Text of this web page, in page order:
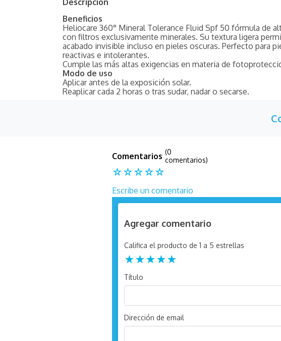
Descripción
Beneficios
Heliocare 360° Mineral Tolerance Fluid Spf 50 fórmula de
con filtros exclusivamente minerales. Su textura ligera
acabado invisible incluso en pieles oscuras. Perfecto para
reactivas e intolerantes.
Cumple las más altas exigencias en materia de
Modo de uso
Aplicar antes de la exposición solar.
Reaplicar cada 2 horas o tras sudar, nadar o secarse.
☆☆☆☆☆
(0
comentarios)
Escribe un comentario
Agregar comentario
Título
Califica el producto de 1 a 5 estrellas
★★★★★
Dirección de email